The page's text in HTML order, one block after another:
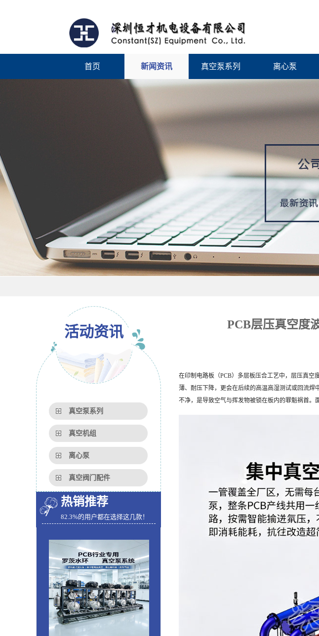
首页 新闻资讯 真空泵系列 离心泵
活动资讯
真空泵系列
真空机组
离心泵
真空阀门配件
热销推荐
82.3%的用户都在选择这几款！
PCB层压真空度
在印制电路板（PCB）多层板压合工艺中，层压真
薄、耐压下降，更会在后续的高温高湿测试或回流焊
不净，是导致空气与挥发物被锁在板内的罪魁祸首。